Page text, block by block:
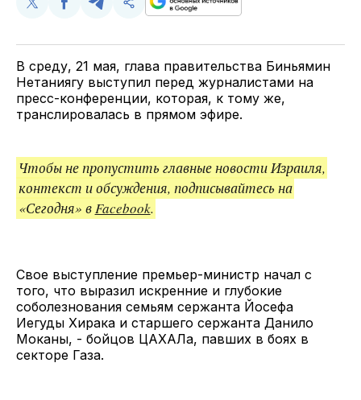
Поделиться
Twitter
Поделиться
Facebook
Поделиться
Telegram
Скопируйте
поделитесь
В среду, 21 мая, глава правительства Биньямин
Нетаниягу выступил перед журналистами на
пресс-конференции, которая, к тому же,
транслировалась в прямом эфире.
Чтобы не пропустить главные новости Израиля,
контекст и обсуждения, подписывайтесь на
«Сегодня» вFacebook.
Свое выступление премьер-министр начал с
того, что выразил искренние и глубокие
соболезнования семьям сержанта Йосефа
Иегуды Хирака и старшего сержанта Данило
Моканы, - бойцов ЦАХАЛа, павших в боях в
секторе Газа.